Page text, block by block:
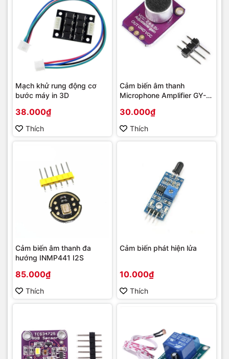
Mạch khử rung động cơ
bước máy in 3D
38.000₫
Thích
Cảm biến âm thanh
Microphone Amplifier GY-
30.000₫
Thích
Cảm biến âm thanh đa
hướng INMP441 I2S
85.000₫
Thích
Cảm biến phát hiện lửa
10.000₫
Thích